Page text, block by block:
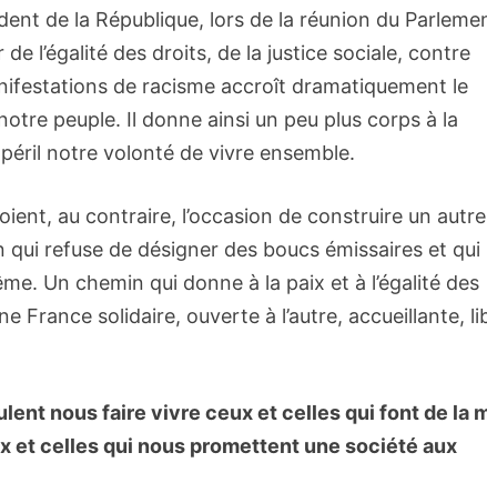
de la République, lors de la réunion du
l’égalité des droits, de la justice sociale, contre
de racisme accroît dramatiquement le
peuple. Il donne ainsi un peu plus corps à la
notre volonté de vivre ensemble.
au contraire, l’occasion de construire un autre
refuse de désigner des boucs émissaires et qui
Un chemin qui donne à la paix et à l’égalité des
France solidaire, ouverte à l’autre, accueillante,
nous faire vivre ceux et celles qui font de la
et celles qui nous promettent une société aux